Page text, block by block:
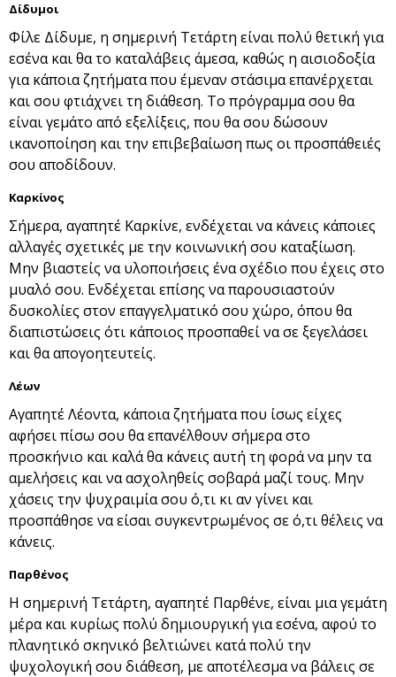
Δίδυμοι
Φίλε Δίδυμε, η σημερινή Τετάρτη είναι πολύ θετική για
εσένα και θα το καταλάβεις άμεσα, καθώς η αισιοδοξία
για κάποια ζητήματα που έμεναν στάσιμα επανέρχεται
και σου φτιάχνει τη διάθεση. Το πρόγραμμα σου θα
είναι γεμάτο από εξελίξεις, που θα σου δώσουν
ικανοποίηση και την επιβεβαίωση πως οι προσπάθειές
σου αποδίδουν.
Καρκίνος
Σήμερα, αγαπητέ Καρκίνε, ενδέχεται να κάνεις κάποιες
αλλαγές σχετικές με την κοινωνική σου καταξίωση.
Μην βιαστείς να υλοποιήσεις ένα σχέδιο που έχεις στο
μυαλό σου. Ενδέχεται επίσης να παρουσιαστούν
δυσκολίες στον επαγγελματικό σου χώρο, όπου θα
διαπιστώσεις ότι κάποιος προσπαθεί να σε ξεγελάσει
και θα απογοητευτείς.
Λέων
Αγαπητέ Λέοντα, κάποια ζητήματα που ίσως είχες
αφήσει πίσω σου θα επανέλθουν σήμερα στο
προσκήνιο και καλά θα κάνεις αυτή τη φορά να μην τα
αμελήσεις και να ασχοληθείς σοβαρά μαζί τους. Μην
χάσεις την ψυχραιμία σου ό,τι κι αν γίνει και
προσπάθησε να είσαι συγκεντρωμένος σε ό,τι θέλεις να
κάνεις.
Παρθένος
Η σημερινή Τετάρτη, αγαπητέ Παρθένε, είναι μια γεμάτη
μέρα και κυρίως πολύ δημιουργική για εσένα, αφού το
πλανητικό σκηνικό βελτιώνει κατά πολύ την
ψυχολογική σου διάθεση, με αποτέλεσμα να βάλεις σε